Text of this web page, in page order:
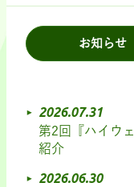
お知らせ
2026.07.31
第2回『ハイウ
紹介
2026.06.30